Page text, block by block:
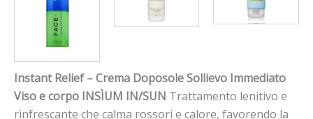
Instant Relief – Crema Doposole Sollievo Immediato
Viso e corpo INSÌUM IN/SUN Trattamento lenitivo e
rinfrescante che calma rossori e calore, favorendo la